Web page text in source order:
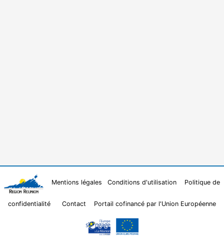
Mentions légales Conditions d'utilisation Politique de
confidentialité Contact Portail cofinancé par l'Union Européenne